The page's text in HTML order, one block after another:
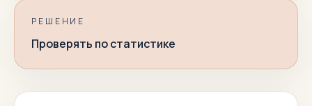
РЕШЕНИЕ
Проверять по статистике